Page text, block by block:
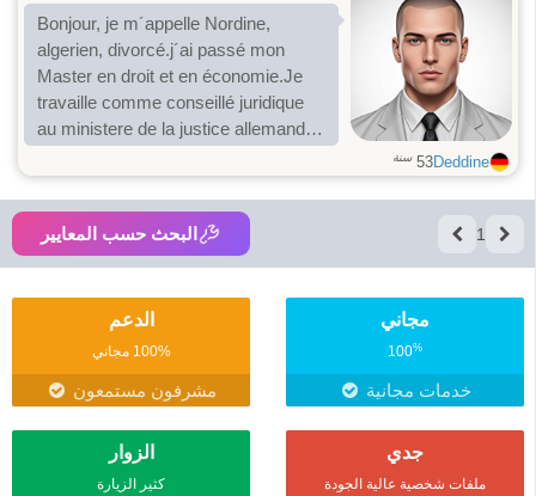
Bonjour, je m´appelle Nordine,
algerien, divorcé.j´ai passé mon
Master en droit et en économie.Je
travaille comme conseillé juridique
au ministere de la justice allemande.
et il dit ce qu´il fait. Le reste a
découvrir!!
Deddine
53 سنة
1 البحث حسب المعايير
مجاني
100%
خدمات مجانية
الدعم
100% مجاني
مشرفون مستمعون
جدي
ملفات شخصية عالية الجودة
الزوار
كثير الزيارة